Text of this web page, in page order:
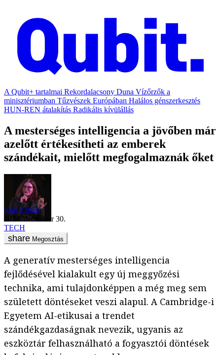
A Qubit+ tartalmai Rekordalacsony Duna Vízőrzők a
minisztériumban Tűzvészek Európában Halálos génszerkesztés
HUN-REN átalakítás Radikális kívülállás
A mesterséges intelligencia a jövőben már
azelőtt értékesítheti az emberek
szándékait, mielőtt megfogalmaznák őket
Kun Zsuzsi
2024. december 30.
TECH
Megosztás
A generatív mesterséges intelligencia
fejlődésével kialakult egy új meggyőzési
technika, ami tulajdonképpen a még meg sem
született döntéseket veszi alapul. A Cambridge-i
Egyetem AI-etikusai a trendet
szándékgazdaságnak nevezik, ugyanis az
eszköztár felhasználható a fogyasztói döntések